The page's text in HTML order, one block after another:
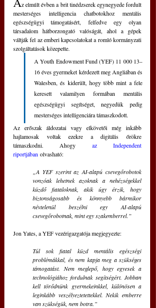
z elmúlt évben a brit tinédzserek egynegyede fordult
mesterséges intelligencia chatbotokhoz mentális
egészségügyi támogatásért, felfedve egy olyan
társadalom hátborzongató valóságát, ahol a gépek
váltják fel az emberi kapcsolatokat a romló kormányzati
szolgáltatások közepette.
A Youth Endowment Fund (YEF) 11 000 13–
16 éves gyermeket kérdezett meg Angliában és
Walesben, és kiderült, hogy több mint a fele
keresett valamilyen formában mentális
egészségügyi segítséget, negyedük pedig
mesterséges intelligenciára támaszkodott.
Az erőszak áldozatai vagy elkövetői még inkább
hajlamosak voltak ezekre a digitális őrökre
támaszkodni. Ahogy az Independent
riportjában olvasható:
„A YEF szerint az AI-alapú csevegőrobotok
vonzóak lehetnek azoknak a nehézségekkel
küzdő fiataloknak, akik úgy érzik, hogy
biztonságosabb és könnyebb bármikor
névtelenül beszélni egy AI-alapú
csevegőrobotnak, mint egy szakemberrel.”
Jon Yates, a YEF vezérigazgatója megjegyezte:
Túl sok fiatal küzd mentális egészségi
problémákkal, és nem kapja meg a szükséges
támogatást. Nem meglepő, hogy egyesek a
technológiához fordulnak segítségért. Jobban
kell törődnünk gyermekeinkkel, különösen a
leginkább veszélyeztetettekkel. Nekik emberre
van szükségük, nem botra.”